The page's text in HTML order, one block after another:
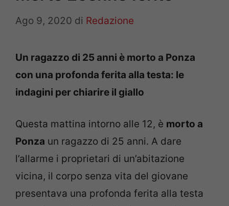
Ago 9, 2020 di Redazione
Un ragazzo di 25 anni è morto a Ponza
con una profonda ferita alla testa: le
indagini per chiarire il giallo
Questa mattina intorno alle 12, è morto a
Ponza un ragazzo di 25 anni. A dare
l’allarme i proprietari di un’abitazione
vicina, il corpo senza vita del giovane
presentava una profonda ferita alla testa